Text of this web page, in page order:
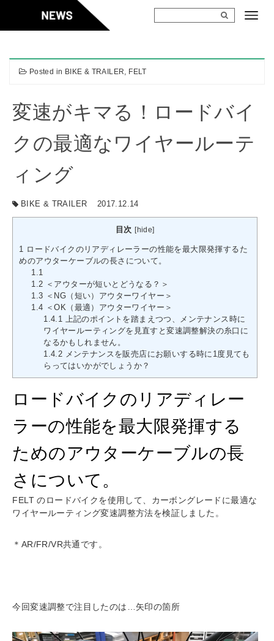
content
Posted in BIKE & TRAILER, FELT
変速がキマる！ロードバイ
クの最適なワイヤールーテ
ィング
BIKE & TRAILER 2017.12.14
目次 [hide]
1 ロードバイクのリアディレーラーの性能を最大限発揮するた
めのアウターケーブルの長さについて。
1.1
1.2 ＜アウターが短いとどうなる？＞
1.3 ＜NG（短い）アウターワイヤー＞
1.4 ＜OK（最適）アウターワイヤー＞
1.4.1 上記のポイントを踏まえつつ、メンテナンス時に
ワイヤールーティングを見直すと変速調整解決の糸口に
なるかもしれません。
1.4.2 メンテナンスを販売店にお願いする時に1度見ても
らってはいかがでしょうか？
ロードバイクのリアディレー
ラーの性能を最大限発揮する
ためのアウターケーブルの長
さについて。
FELT のロードバイクを使用して、カーボングレードに最適な
ワイヤールーティング変速調整方法を検証しました。
＊AR/FR/VR共通です。
今回変速調整で注目したのは…矢印の箇所